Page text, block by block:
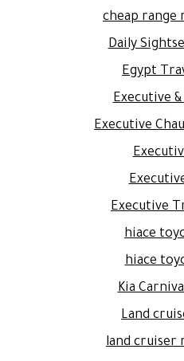
cheap range
Daily
Egypt
Executive
Executive
Executive
hiace
hiace
Kia
Land
land cruiser